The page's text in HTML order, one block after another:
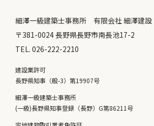
細澤一級建築士事務所 有限会社 細澤建設
〒381-0024 長野県長野市南長池17-2
TEL. 026-222-2210
建設業許可
長野県知事（般-3）第19907号
細澤一級建築士事務所
(一級)長野県知事登録（長野）G第86211号